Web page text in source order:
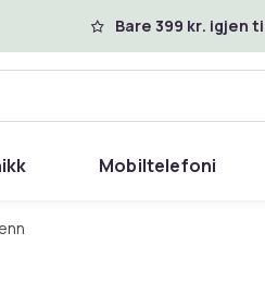
Bare 399 kr. igjen
Mobiltelefoni